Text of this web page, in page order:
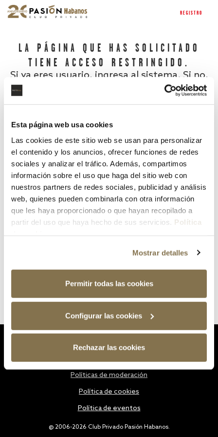
Esta página web usa cookies
Las cookies de este sitio web se usan para personalizar
el contenido y los anuncios, ofrecer funciones de redes
sociales y analizar el tráfico. Además, compartimos
información sobre el uso que haga del sitio web con
nuestros partners de redes sociales, publicidad y análisis
web, quienes pueden combinarla con otra información
que les haya proporcionado o que hayan recopilado a
partir del uso que haya hecho de sus servicios. Política
Mostrar detalles
Permitir todas las cookies
Configurar las cookies
Rechazar las cookies
REGISTRO
LA PÁGINA QUE HAS SOLICITADO
TIENE ACCESO RESTRINGIDO.
Si ya eres usuario, ingresa al sistema. Si no,
¿Has olvidado tu contraseña?
@ 2006-2026 Club Privado Pasión Habanos.
Políticas de moderación
Política de cookies
Política de eventos